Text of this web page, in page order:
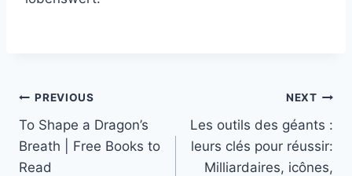
PREVIOUS
To Shape a Dragon’s
Breath | Free Books to
Read
NEXT
Les outils des géants :
leurs clés pour réussir:
Milliardaires, icônes,